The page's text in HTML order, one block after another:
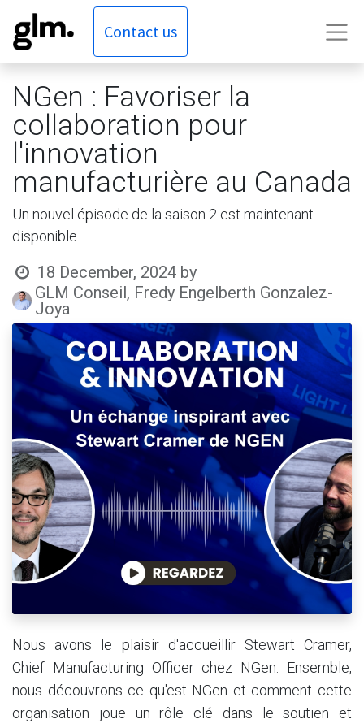
Contact us
NGen : Favoriser la
collaboration pour
l'innovation
manufacturière au Canada
Un nouvel épisode de la saison 2 est maintenant
disponible.
18 December, 2024 by
GLM Conseil, Fredy Engelberth Gonzalez-
Joya
Nous avons le plaisir d'accueillir Stewart Cramer,
Chief Manufacturing Officer chez NGen. Ensemble,
nous découvrons ce qu'est NGen et comment cette
organisation joue un rôle clé dans le soutien et